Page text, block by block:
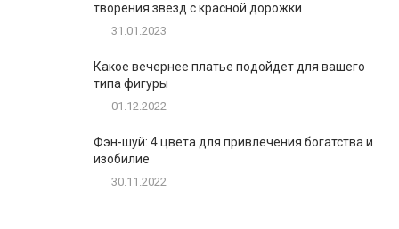
творения звезд с красной дорожки
31.01.2023
Какое вечернее платье подойдет для вашего
типа фигуры
01.12.2022
Фэн-шуй: 4 цвета для привлечения богатства и
изобилие
30.11.2022